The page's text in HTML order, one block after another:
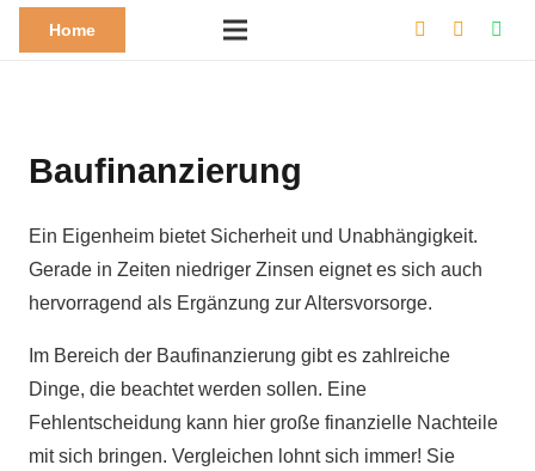
Home
Baufinanzierung
Ein Eigenheim bietet Sicherheit und Unabhängigkeit.
Gerade in Zeiten niedriger Zinsen eignet es sich auch
hervorragend als Ergänzung zur Altersvorsorge.
Im Bereich der Baufinanzierung gibt es zahlreiche
Dinge, die beachtet werden sollen. Eine
Fehlentscheidung kann hier große finanzielle Nachteile
mit sich bringen. Vergleichen lohnt sich immer! Sie